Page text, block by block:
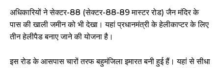
अधिकारियों ने सेक्टर-88 (सेक्टर-88-89 मास्टर रोड) जैन मंदिर के
पास की खाली जमीन को भी देखा। यहां प्रधानमंत्री के हेलीकाप्टर के लिए
तीन हेलीपैड बनाए जाने की योजना है।
इस रोड के आसपास चारों तरफ बहुमंजिला इमारत बनी हुई हैं। यहां से सीधा